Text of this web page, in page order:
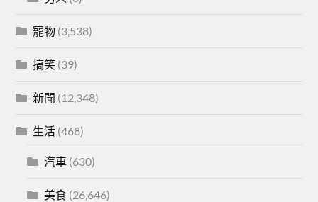
寵物 (3,538)
搞笑 (39)
新聞 (12,348)
生活 (468)
汽車 (630)
美食 (26,646)